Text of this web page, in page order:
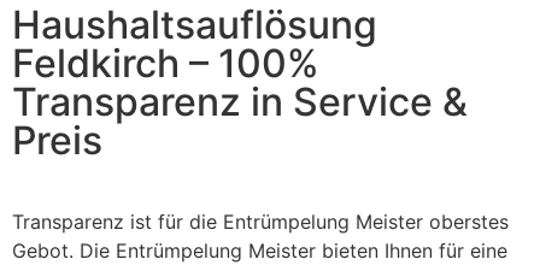
Haushaltsauflösung
Feldkirch – 100%
Transparenz in Service &
Preis
Transparenz ist für die Entrümpelung Meister oberstes
Gebot. Die Entrümpelung Meister bieten Ihnen für eine